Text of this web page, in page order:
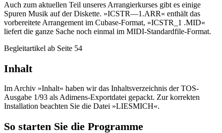
Auch zum aktuellen Teil unseres Arrangierkurses gibt es einige
Spuren Musik auf der Diskette. »ICSTR—1.ARR« enthält das
vorbereitete Arrangement im Cubase-Format, »ICSTR_1 .MID«
liefert die ganze Sache noch einmal im MIDI-Standardfile-Format.
Begleitartikel ab Seite 54
Inhalt
Im Archiv »Inhalt« haben wir das Inhaltsverzeichnis der TOS-
Ausgabe 1/93 als Adimens-Exportdatei gepackt. Zur korrekten
Installation beachten Sie die Datei »LIESMICH«.
So starten Sie die Programme